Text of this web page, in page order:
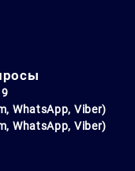
WhatsApp, Viber)
WhatsApp, Viber)